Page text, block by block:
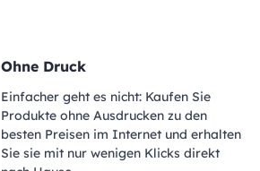
Ohne Druck
Einfacher geht es nicht: Kaufen Sie
Produkte ohne Ausdrucken zu den
besten Preisen im Internet und erhalten
Sie sie mit nur wenigen Klicks direkt